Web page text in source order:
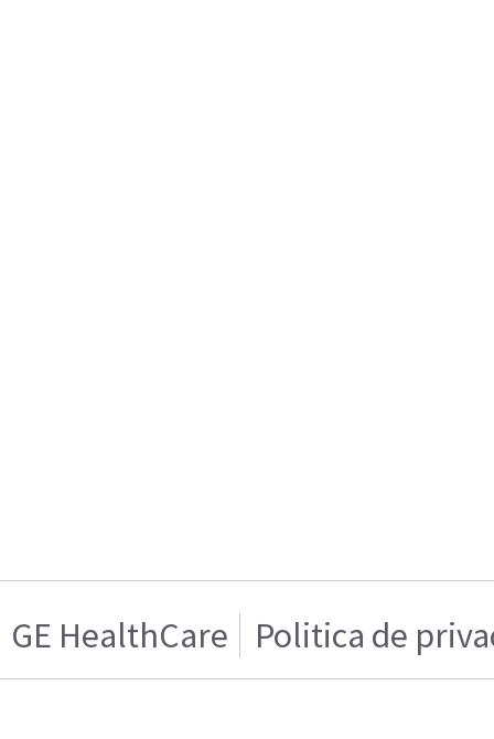
GE HealthCare Politica de